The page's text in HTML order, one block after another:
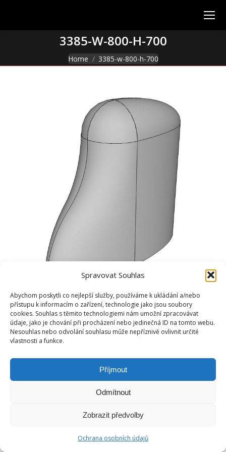
Spravovat Souhlas
Abychom poskytli co nejlepší služby, používáme k ukládání a/nebo
přístupu k informacím o zařízení, technologie jako jsou soubory
cookies. Souhlas s těmito technologiemi nám umožní zpracovávat
údaje, jako je chování při procházení nebo jedinečná ID na tomto webu.
Nesouhlas nebo odvolání souhlasu může nepříznivě ovlivnit určité
vlastnosti a funkce.
Příjmout
Odmítnout
Zobrazit předvolby
Ochrana osobních údajů
3385-W-800-H-700
You are here:
Home 3385-w-800-h-700